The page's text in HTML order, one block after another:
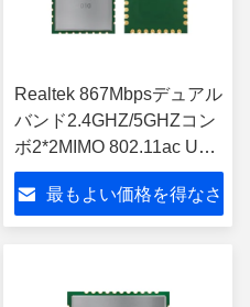
Realtek 867Mbpsデュアル
バンド2.4GHZ/5GHZコン
ボ2*2MIMO 802.11ac USB
Wifi無線モジュール
最もよい価格を得なさ